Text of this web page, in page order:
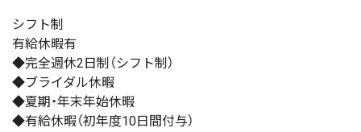
シフト制
有給休暇有
◆完全週休2日制（シフト制）
◆ブライダル休暇
◆夏期・年末年始休暇
◆有給休暇（初年度10日間付与）